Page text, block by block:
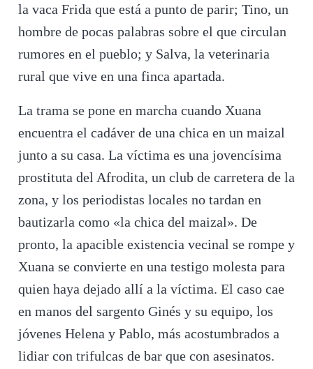
la vaca Frida que está a punto de parir; Tino, un
hombre de pocas palabras sobre el que circulan
rumores en el pueblo; y Salva, la veterinaria
rural que vive en una finca apartada.
La trama se pone en marcha cuando Xuana
encuentra el cadáver de una chica en un maizal
junto a su casa. La víctima es una jovencísima
prostituta del Afrodita, un club de carretera de la
zona, y los periodistas locales no tardan en
bautizarla como «la chica del maizal». De
pronto, la apacible existencia vecinal se rompe y
Xuana se convierte en una testigo molesta para
quien haya dejado allí a la víctima. El caso cae
en manos del sargento Ginés y su equipo, los
jóvenes Helena y Pablo, más acostumbrados a
lidiar con trifulcas de bar que con asesinatos.